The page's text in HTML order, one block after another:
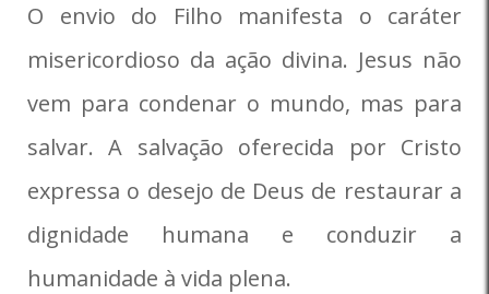
O envio do Filho manifesta o caráter
misericordioso da ação divina. Jesus não
vem para condenar o mundo, mas para
salvar. A salvação oferecida por Cristo
expressa o desejo de Deus de restaurar a
dignidade humana e conduzir a
humanidade à vida plena.